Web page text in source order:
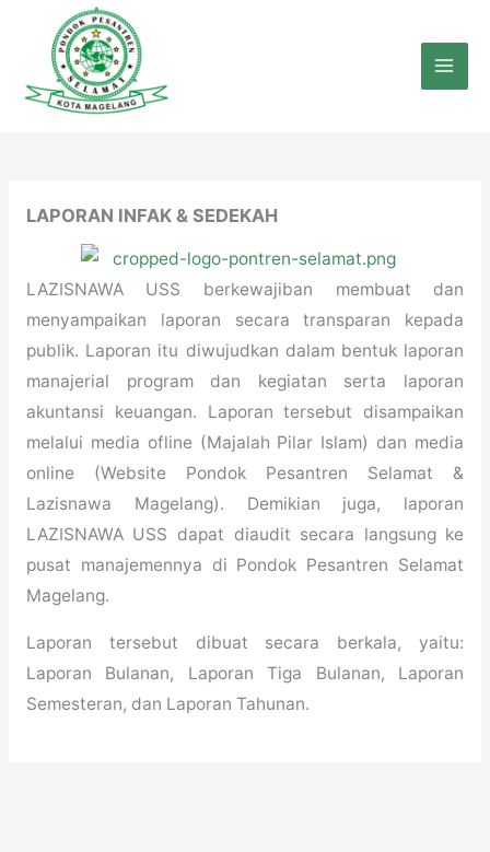
konten
LAPORAN INFAK & SEDEKAH
LAZISNAWA USS berkewajiban membuat dan
menyampaikan laporan secara transparan kepada
publik. Laporan itu diwujudkan dalam bentuk laporan
manajerial program dan kegiatan serta laporan
akuntansi keuangan. Laporan tersebut disampaikan
melalui media ofline (Majalah Pilar Islam) dan media
online (Website Pondok Pesantren Selamat &
Lazisnawa Magelang). Demikian juga, laporan
LAZISNAWA USS dapat diaudit secara langsung ke
pusat manajemennya di Pondok Pesantren Selamat
Magelang.
Laporan tersebut dibuat secara berkala, yaitu:
Laporan Bulanan, Laporan Tiga Bulanan, Laporan
Semesteran, dan Laporan Tahunan.